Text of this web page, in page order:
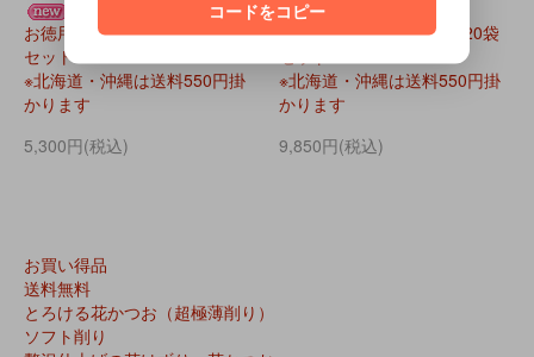
お徳用えびホマレ 130gx10袋
セット
※北海道・沖縄は送料550円掛
かります
5,300円(税込)
お徳用えびホマレ 130gx20袋
※北海道・沖縄は送料550円掛
かります
9,850円(税込)
お買い得品
送料無料
とろける花かつお（超極薄削り）
ソフト削り
コードをコピー